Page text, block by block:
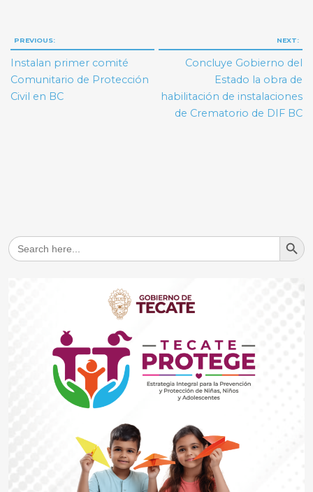
Navegación
de
entradas
PREVIOUS:
Instalan primer comité
Comunitario de Protección
Civil en BC
NEXT:
Concluye Gobierno del
Estado la obra de
habilitación de instalaciones
de Crematorio de DIF BC
Search
for:
Search